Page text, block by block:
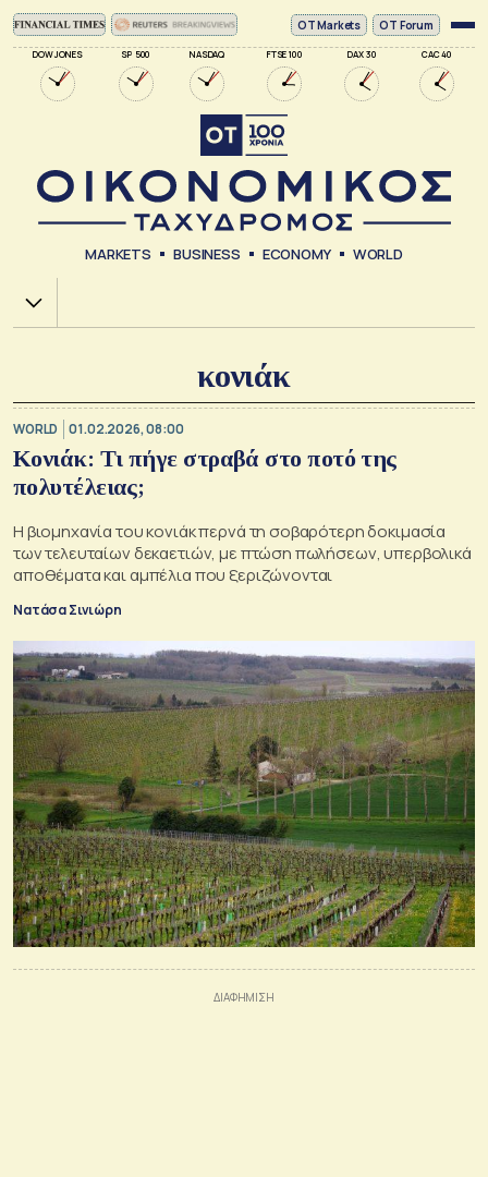
DOW JONES SP 500 NASDAQ FTSE 100 DAX 30 CAC 40
ΟΤ Markets OT Forum
MARKETS BUSINESS ECONOMY WORLD
Χ.Α.
κονιάκ
WORLD 01.02.2026, 08:00
Κονιάκ: Τι πήγε στραβά στο ποτό της
πολυτέλειας;
Η βιομηχανία του κονιάκ περνά τη σοβαρότερη δοκιμασία
των τελευταίων δεκαετιών, με πτώση πωλήσεων, υπερβολικά
αποθέματα και αμπέλια που ξεριζώνονται
Νατάσα Σινιώρη